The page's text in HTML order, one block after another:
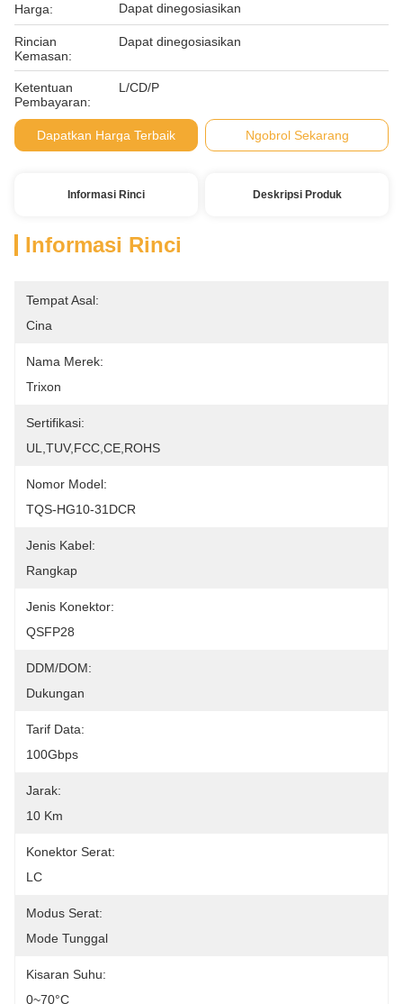
Harga: Dapat dinegosiasikan
Rincian
Kemasan:
Dapat dinegosiasikan
Ketentuan
Pembayaran:
L/CD/P
Dapatkan Harga Terbaik Ngobrol Sekarang
Informasi Rinci Deskripsi Produk
Informasi Rinci
Tempat Asal:
Cina
Nama Merek:
Trixon
Sertifikasi:
UL,TUV,FCC,CE,ROHS
Nomor Model:
TQS-HG10-31DCR
Jenis Kabel:
Rangkap
Jenis Konektor:
QSFP28
DDM/DOM:
Dukungan
Tarif Data:
100Gbps
Jarak:
10 Km
Konektor Serat:
LC
Modus Serat:
Mode Tunggal
Kisaran Suhu:
0~70°C